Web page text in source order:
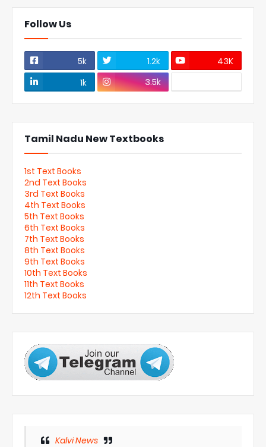
Follow Us
5k 1.2k
43K
1k
3.5k
Tamil Nadu New Textbooks
1st Text Books
2nd Text Books
3rd Text Books
4th Text Books
5th Text Books
6th Text Books
7th Text Books
8th Text Books
9th Text Books
10th Text Books
11th Text Books
12th Text Books
Kalvi News